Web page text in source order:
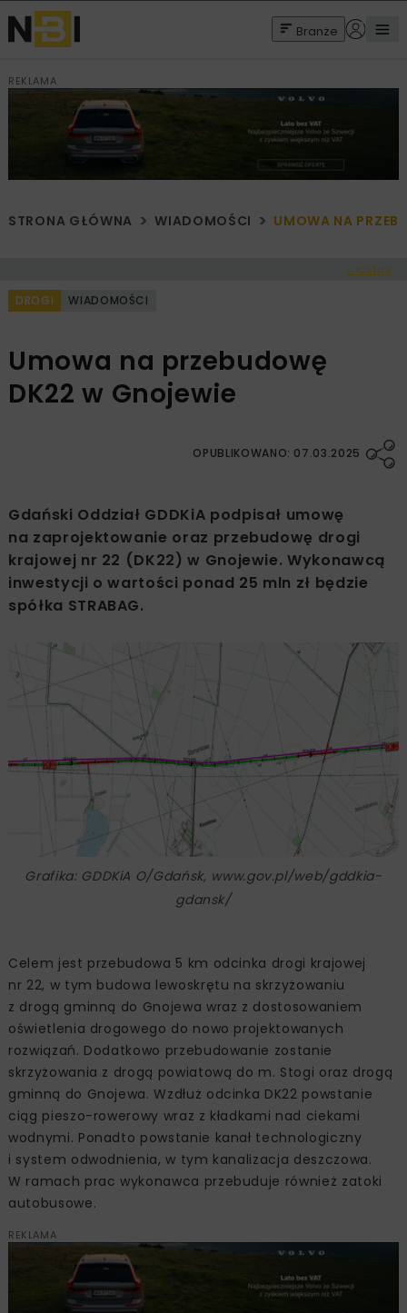
Branże
REKLAMA
STRONA GŁÓWNA WIADOMOŚCI UMOWA NA
< Cofnij
DROGI WIADOMOŚCI
Umowa na przebudowę
DK22 w Gnojewie
OPUBLIKOWANO: 07.03.2025
Gdański Oddział GDDKiA podpisał umowę
na zaprojektowanie oraz przebudowę drogi
krajowej nr 22 (DK22) w Gnojewie. Wykonawcą
inwestycji o wartości ponad 25 mln zł będzie
spółka STRABAG.
Grafika: GDDKiA O/Gdańsk, www.gov.pl/web/gddkia-
gdansk/
Celem jest przebudowa 5 km odcinka drogi krajowej
nr 22, w tym budowa lewoskrętu na skrzyżowaniu
z drogą gminną do Gnojewa wraz z dostosowaniem
oświetlenia drogowego do nowo projektowanych
rozwiązań. Dodatkowo przebudowanie zostanie
skrzyżowania z drogą powiatową do m. Stogi oraz drogą
gminną do Gnojewa. Wzdłuż odcinka DK22 powstanie
ciąg pieszo-rowerowy wraz z kładkami nad ciekami
wodnymi. Ponadto powstanie kanał technologiczny
i system odwodnienia, w tym kanalizacja deszczowa.
W ramach prac wykonawca przebuduje również zatoki
autobusowe.
REKLAMA